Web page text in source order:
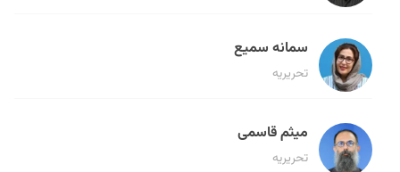
سمانه سمیع
تحریریه
میثم قاسمی
تحریریه